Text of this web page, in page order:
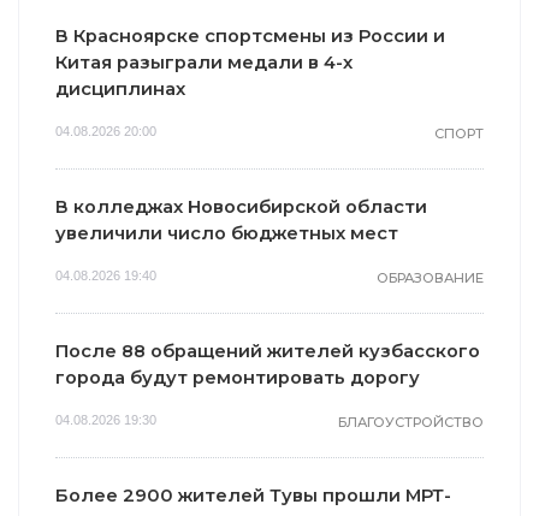
В Красноярске спортсмены из России и
Китая разыграли медали в 4-х
дисциплинах
04.08.2026 20:00 СПОРТ
В колледжах Новосибирской области
увеличили число бюджетных мест
04.08.2026 19:40 ОБРАЗОВАНИЕ
После 88 обращений жителей кузбасского
города будут ремонтировать дорогу
04.08.2026 19:30 БЛАГОУСТРОЙСТВО
Более 2900 жителей Тувы прошли МРТ-